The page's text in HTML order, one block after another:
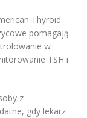
Thyroid
pomagają
w
TSH i
z
gdy lekarz